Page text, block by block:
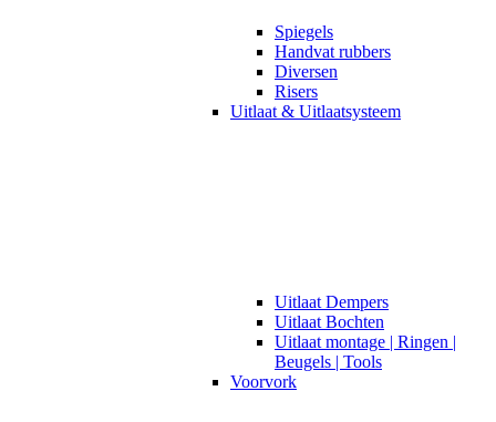
Spiegels
Handvat rubbers
Diversen
Risers
Uitlaat & Uitlaatsysteem
Uitlaat Dempers
Uitlaat Bochten
Uitlaat montage | Ringen |
Beugels | Tools
Voorvork